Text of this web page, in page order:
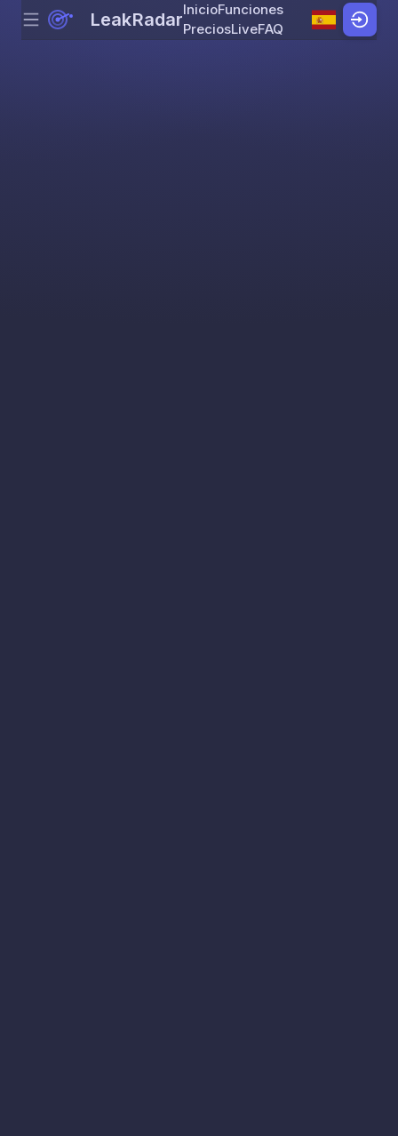
Skip to content
Menu LeakRadarInicioFunciones
PreciosLiveFAQ